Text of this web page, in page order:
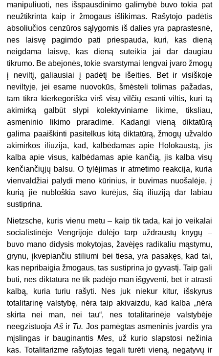
manipuliuoti, nes išspausdinimo ga­limybė buvo tokia pat
neužtikrinta kaip ir žmogaus išlikimas. Rašytojo padėtis
absoliučios cenzūros sąlygomis iš dalies yra paprastesnė,
nes laisvę pagimdo pati priespauda, kuri, kas dieną
neigdama laisvę, kas dieną suteikia jai dar daugiau
tikrumo. Be abejonės, tokie svarstymai lengvai įvaro žmogų
į neviltį, galiausiai į padėtį be išeities. Bet ir visiškoje
neviltyje, jei esame nuovokūs, šmėsteli tolimas pažadas,
tam tikra kierkegoriška virš visų vilčių esanti viltis, kuri tą
akimirką galbūt slypi kolektyviniame likime, tiksliau,
asmeninio likimo praradime. Ka­dangi vieną diktatūrą
galima paaiškinti pasitelkus kitą diktatūrą, žmogų užval­do
akimirkos iliuzija, kad, kalbėdamas apie Holokaustą, jis
kalba apie visus, kal­bėdamas apie kančią, jis kalba visų
kenčiančiųjų balsu. O tylėjimas ir atmetimo reakcija, kuria
vienvaldžiai palydi meno kūrinius, ir buvimas nuošalėje, į
kurią jie nubloškia savo kūrėjus, šią iliuziją dar labiau
sustiprina.
Nietzsche, kuris vienu metu – kaip tik tada, kai jo veikalai
socialistinėje Vengrijoje dūlėjo tarp uždraustų knygų –
buvo mano didysis mokytojas, žavėjęs radikaliu mąstymu,
grynu, įkvepiančiu stiliumi bei tiesa, yra pasakęs, kad tai,
kas nepribaigia žmogaus, tas sustiprina jo gyvastį. Taip gali
būti, nes diktatūra ne tik padėjo man išgyventi, bet ir atrasti
kalbą, kuria turiu rašyti. Nes juk nie­kur kitur, išskyrus
totalitarinę valstybę, nėra taip akivaizdu, kad kalba „nėra
skirta nei man, nei tau“, nes totalitarinėje valstybėje
neegzistuoja Ašir Tu. Jos pamėgtas asmeninis įvardis yra
mįslingas ir bauginantis Mes, už kurio slapstosi nežinia
kas. Totalitarizme rašytojas tegali turėti vieną, negatyvų ir